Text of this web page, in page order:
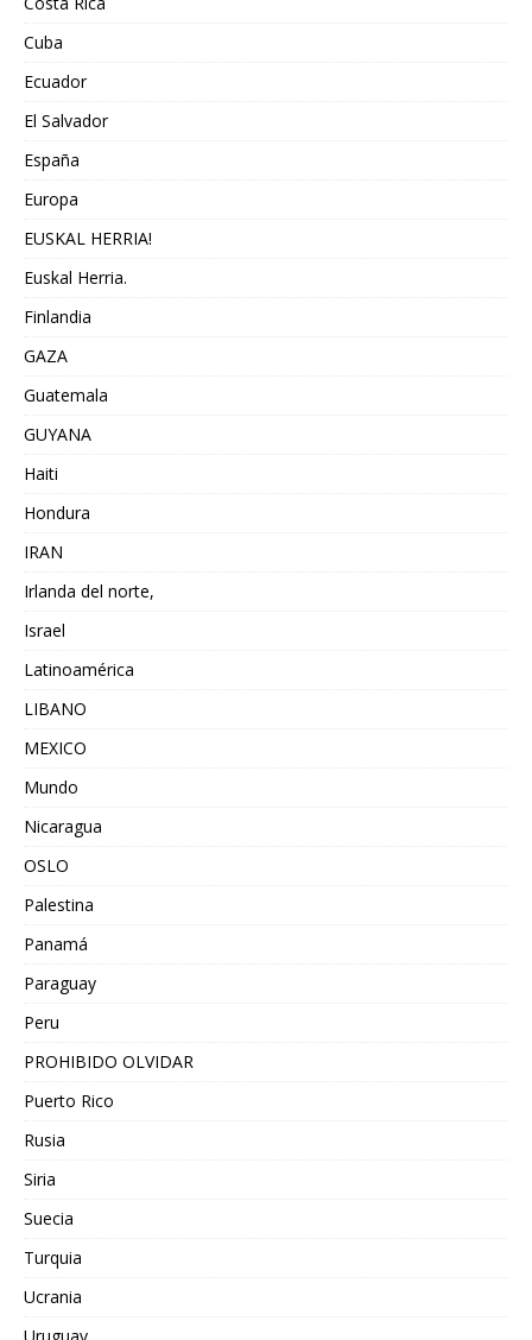
Cuba
Ecuador
El Salvador
España
Europa
EUSKAL HERRIA!
Euskal Herria.
Finlandia
GAZA
Guatemala
GUYANA
Haiti
Hondura
IRAN
Irlanda del norte,
Israel
Latinoamérica
LIBANO
MEXICO
Mundo
Nicaragua
OSLO
Palestina
Panamá
Paraguay
Peru
PROHIBIDO OLVIDAR
Puerto Rico
Rusia
Siria
Suecia
Turquia
Ucrania